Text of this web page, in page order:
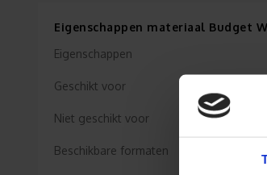
Eigenschappen materiaal Budget
Eigenschappen
Geschikt voor
Niet geschikt voor
Beschikbare formaten